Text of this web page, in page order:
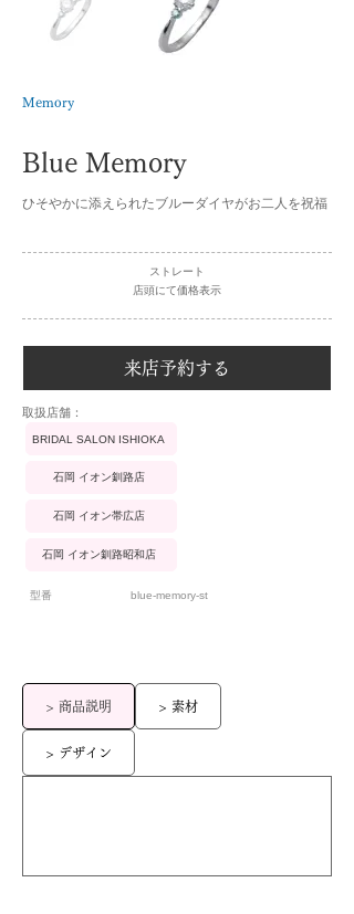
Memory
Blue Memory
ひそやかに添えられたブルーダイヤがお二人を祝福
ストレート
店頭にて価格表示
来店予約する
​取扱店舗：
BRIDAL SALON ISHIOKA
石岡 イオン釧路店
石岡 イオン帯広店
石岡 イオン釧路昭和店
型番 blue-memory-st
> 商品説明 > 素材
> デザイン